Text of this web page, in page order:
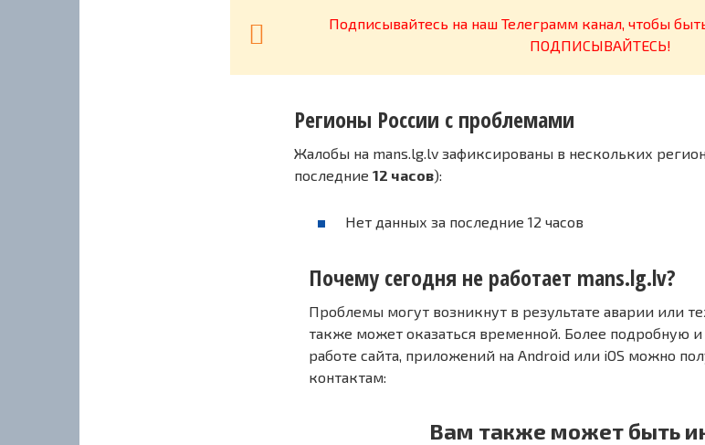
Подписывайтесь на наш Телеграмм канал, чтобы
ПОДПИСЫВАЙТЕСЬ!
Регионы России с проблемами
Жалобы на mans.lg.lv зафиксированы в нескольких
последние 12 часов):
Нет данных за последние 12 часов
Почему сегодня не работает mans.lg.lv?
Проблемы могут возникнут в результате аварии или
также может оказаться временной. Более подробную
работе сайта, приложений на Android или iOS можно
контактам:
Вам также может быть